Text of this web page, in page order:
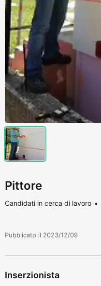
Pittore
Candidati in cerca di lavoro
Pubblicato il 2023/12/09
Inserzionista